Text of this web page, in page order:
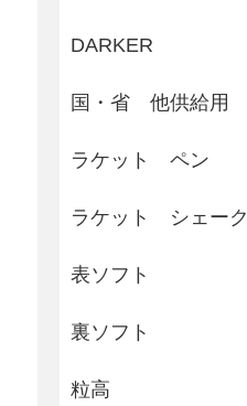
DARKER
国・省 他供給用
ラケット ペン
ラケット シェーク
表ソフト
裏ソフト
粒高